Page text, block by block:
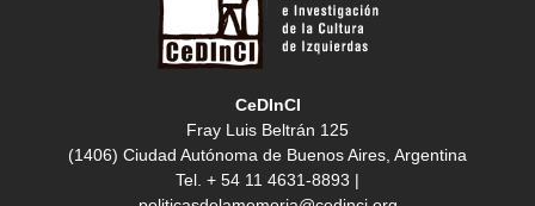
CeDInCI
Fray Luis Beltrán 125
(1406) Ciudad Autónoma de Buenos Aires, Argentina
Tel. + 54 11 4631-8893 |